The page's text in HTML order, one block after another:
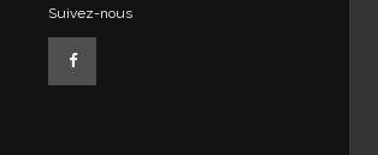
Suivez-nous